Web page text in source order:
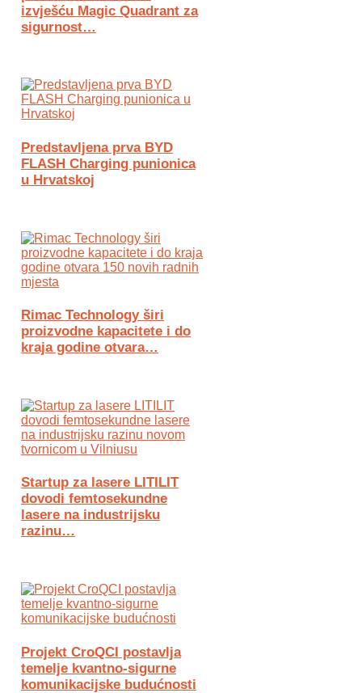
izvješću Magic Quadrant za
sigurnost…
Predstavljena prva BYD
FLASH Charging punionica
u Hrvatskoj
Rimac Technology širi
proizvodne kapacitete i do
kraja godine otvara…
Startup za lasere LITILIT
dovodi femtosekundne
lasere na industrijsku
razinu…
Projekt CroQCI postavlja
temelje kvantno-sigurne
komunikacijske budućnosti